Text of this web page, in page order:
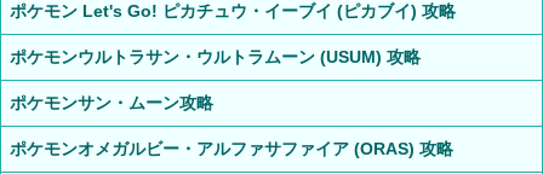
ポケモン Let's Go! ピカチュウ・イーブイ (ピカブイ) 攻略
ポケモンウルトラサン・ウルトラムーン (USUM) 攻略
ポケモンサン・ムーン攻略
ポケモンオメガルビー・アルファサファイア (ORAS) 攻略